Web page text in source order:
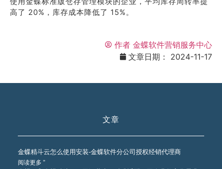
高了 20%，库存成本降低了 15%。
作者 金蝶软件营销服务中心
文章日期：
2024-11-17
文章
金蝶精斗云怎么使用安装-金蝶软件分公司授权经销代理商
阅读更多 ”